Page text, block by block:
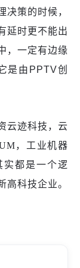
决策的时候，
延时更 不能出
，一定有边缘
是由 PPTV创
云迹科技，云
，工业机器
实都是一个逻
高科技企业。